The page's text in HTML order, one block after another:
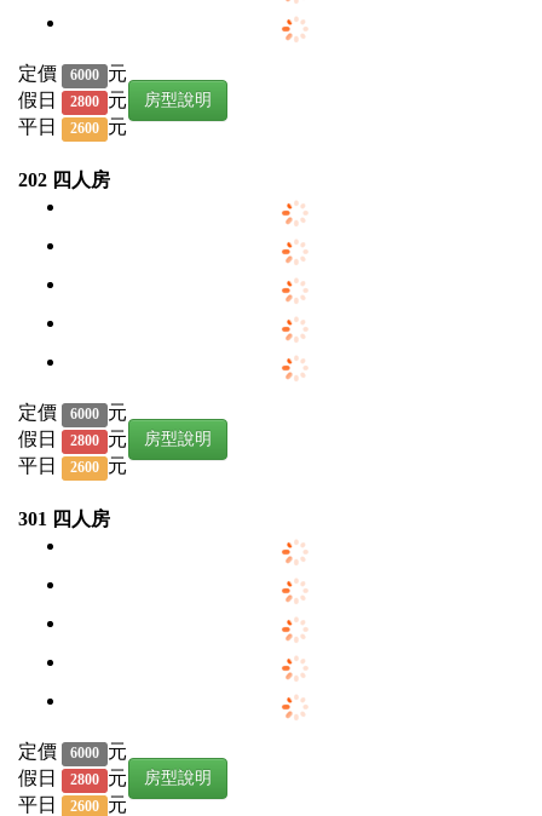
定價 6000 元
假日
2800 元
平日
2600 元
房型說明
202 四人房
定價 6000 元
假日
2800 元
平日
2600 元
房型說明
301 四人房
定價 6000 元
假日
2800 元
平日
2600 元
房型說明